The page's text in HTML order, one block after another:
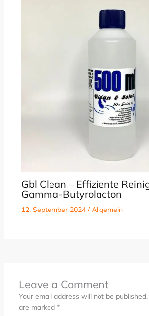
Gbl Clean – Effiziente
Gamma-Butyrolacton
12. September 2024 /Allgemein
Leave a Comment
Your email address will not be published.
are marked *